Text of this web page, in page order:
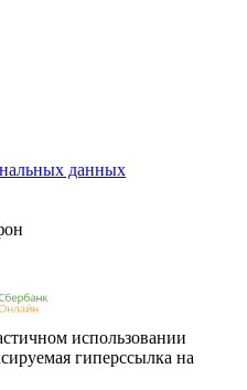
данных
использовании
гиперссылка на